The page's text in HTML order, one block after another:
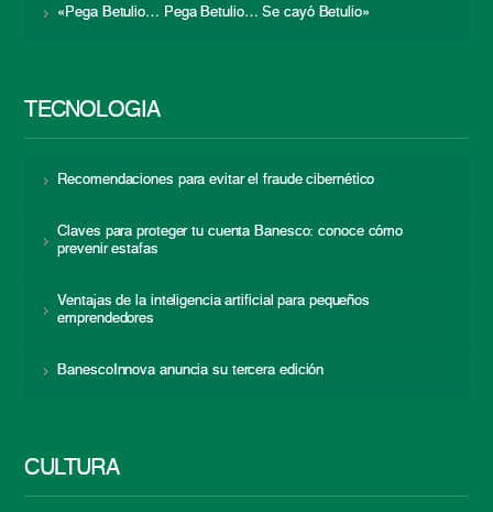
«Pega Betulio… Pega Betulio… Se cayó Betulio»
TECNOLOGÍA
Recomendaciones para evitar el fraude cibernético
Claves para proteger tu cuenta Banesco: conoce cómo
prevenir estafas
Ventajas de la inteligencia artificial para pequeños
emprendedores
BanescoInnova anuncia su tercera edición
CULTURA